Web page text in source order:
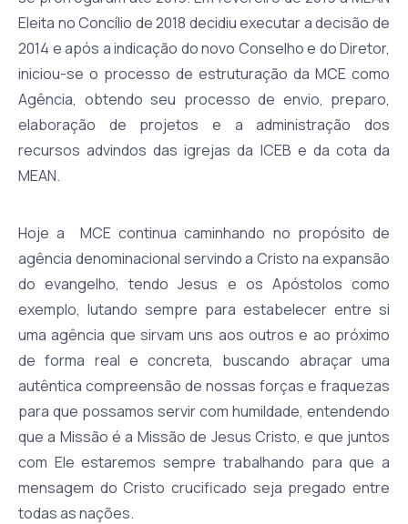
Eleita no Concílio de 2018 decidiu executar a decisão de
2014 e após a indicação do novo Conselho e do Diretor,
iniciou-se o processo de estruturação da MCE como
Agência, obtendo seu processo de envio, preparo,
elaboração de projetos e a administração dos
recursos advindos das igrejas da ICEB e da cota da
MEAN.
Hoje a MCE continua caminhando no propósito de
agência denominacional servindo a Cristo na expansão
do evangelho, tendo Jesus e os Apóstolos como
exemplo, lutando sempre para estabelecer entre si
uma agência que sirvam uns aos outros e ao próximo
de forma real e concreta, buscando abraçar uma
autêntica compreensão de nossas forças e fraquezas
para que possamos servir com humildade, entendendo
que a Missão é a Missão de Jesus Cristo, e que juntos
com Ele estaremos sempre trabalhando para que a
mensagem do Cristo crucificado seja pregado entre
todas as nações.